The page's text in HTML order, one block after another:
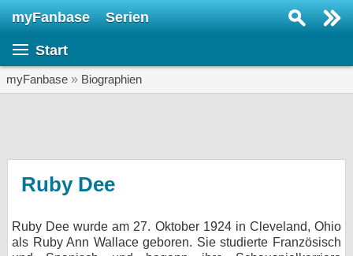
myFanbase Serien
Start
myFanbase » Biographien
Ruby Dee
Ruby Dee wurde am 27. Oktober 1924 in Cleveland, Ohio
als Ruby Ann Wallace geboren. Sie studierte Französisch
KULTUR